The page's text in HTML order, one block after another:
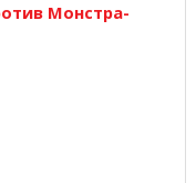
Монстра-